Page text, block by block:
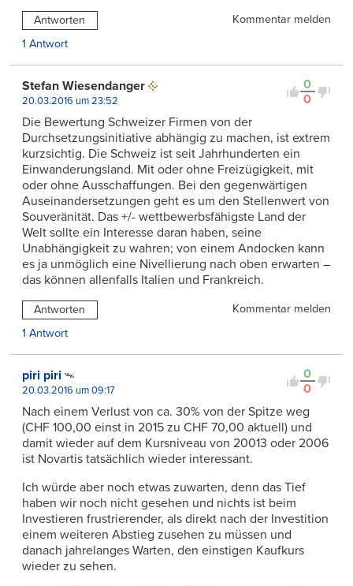
Antworten
Kommentar melden
1 Antwort
0
0
Stefan Wiesendanger
20.03.2016 um 23:52
Die Bewertung Schweizer Firmen von der
Durchsetzungsinitiative abhängig zu machen, ist extrem
kurzsichtig. Die Schweiz ist seit Jahrhunderten ein
Einwanderungsland. Mit oder ohne Freizügigkeit, mit
oder ohne Ausschaffungen. Bei den gegenwärtigen
Auseinandersetzungen geht es um den Stellenwert von
Souveränität. Das +/- wettbewerbsfähigste Land der
Welt sollte ein Interesse daran haben, seine
Unabhängigkeit zu wahren; von einem Andocken kann
es ja unmöglich eine Nivellierung nach oben erwarten –
das können allenfalls Italien und Frankreich.
Antworten
Kommentar melden
1 Antwort
0
0
piri piri
20.03.2016 um 09:17
Nach einem Verlust von ca. 30% von der Spitze weg
(CHF 100,00 einst in 2015 zu CHF 70,00 aktuell) und
damit wieder auf dem Kursniveau von 20013 oder 2006
ist Novartis tatsächlich wieder interessant.
Ich würde aber noch etwas zuwarten, denn das Tief
haben wir noch nicht gesehen und nichts ist beim
Investieren frustrierender, als direkt nach der Investition
einem weiteren Abstieg zusehen zu müssen und
danach jahrelanges Warten, den einstigen Kaufkurs
wieder zu sehen.